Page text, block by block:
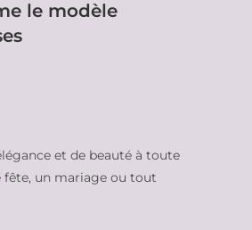
le modèle
et de beauté à toute
fête, un mariage ou tout